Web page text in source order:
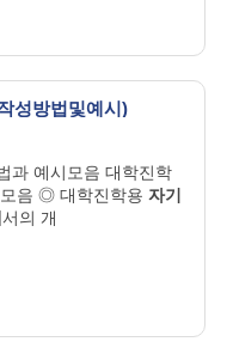
성방법및예시)
과 예시모음 대학진학
음 ◎ 대학진학용 자기
서의 개